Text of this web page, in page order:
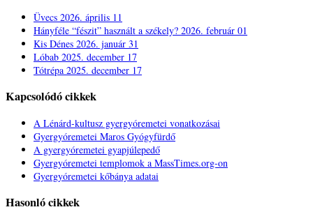
Üvecs 2026. április 11
Hányféle “fészit” használt a székely? 2026. február 01
Kis Dénes 2026. január 31
Lóbab 2025. december 17
Tótrépa 2025. december 17
Kapcsolódó cikkek
A Lénárd-kultusz gyergyóremetei vonatkozásai
Gyergyóremetei Maros Gyógyfürdő
A gyergyóremetei gyapjúlepedő
Gyergyóremetei templomok a MassTimes.org-on
Gyergyóremetei kőbánya adatai
Hasonló cikkek